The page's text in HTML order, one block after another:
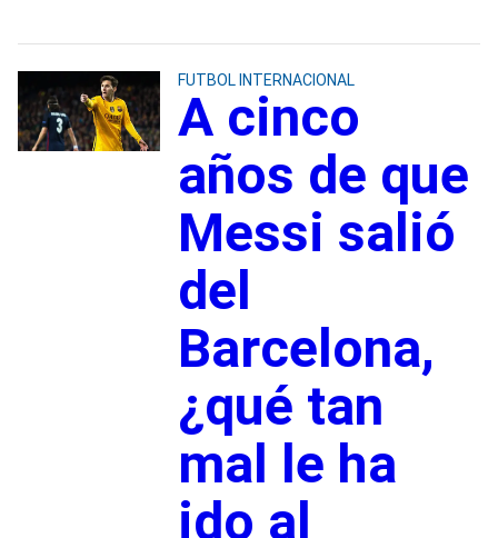
FUTBOL INTERNACIONAL
A cinco
años de que
Messi salió
del
Barcelona,
¿qué tan
mal le ha
ido al